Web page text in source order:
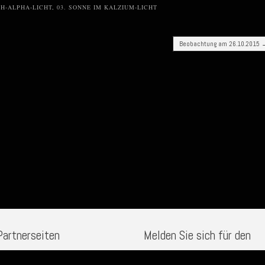
ALPHA-LICHT, 03. SONNE IM KALZIUM-LICHT
Beobachtung am 26.10.2015
Melden Sie sich für den
Newsletter an